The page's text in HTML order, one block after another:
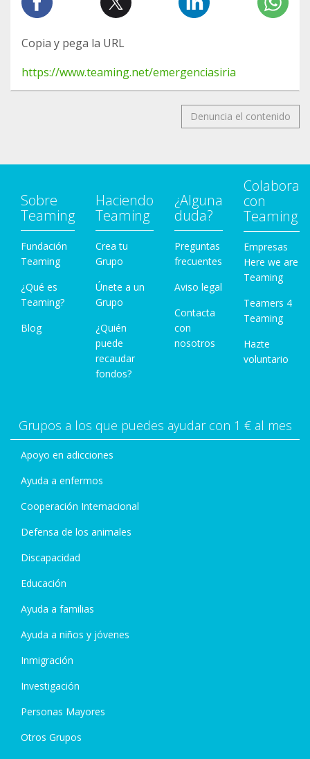
Copia y pega la URL
https://www.teaming.net/emergenciasiria
Denuncia el contenido
Sobre
Teaming
Fundación
Teaming
¿Qué es
Teaming?
Blog
Haciendo
Teaming
Crea tu
Grupo
Únete a un
Grupo
¿Quién
puede
recaudar
fondos?
¿Alguna
duda?
Preguntas
frecuentes
Aviso legal
Contacta
con
nosotros
Colabora
con
Teaming
Empresas
Here we are
Teaming
Teamers 4
Teaming
Hazte
voluntario
Grupos a los que puedes ayudar con 1 € al mes
Apoyo en adicciones
Ayuda a enfermos
Cooperación Internacional
Defensa de los animales
Discapacidad
Educación
Ayuda a familias
Ayuda a niños y jóvenes
Inmigración
Investigación
Personas Mayores
Otros Grupos